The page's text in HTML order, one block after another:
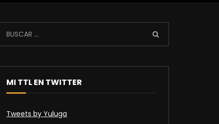
MI TTL EN TWITTER
Tweets by Yuluga